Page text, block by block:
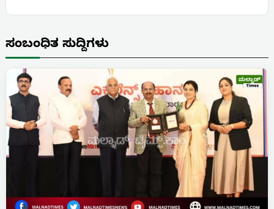
ಸಂಬಂಧಿತ ಸುದ್ದಿಗಳು